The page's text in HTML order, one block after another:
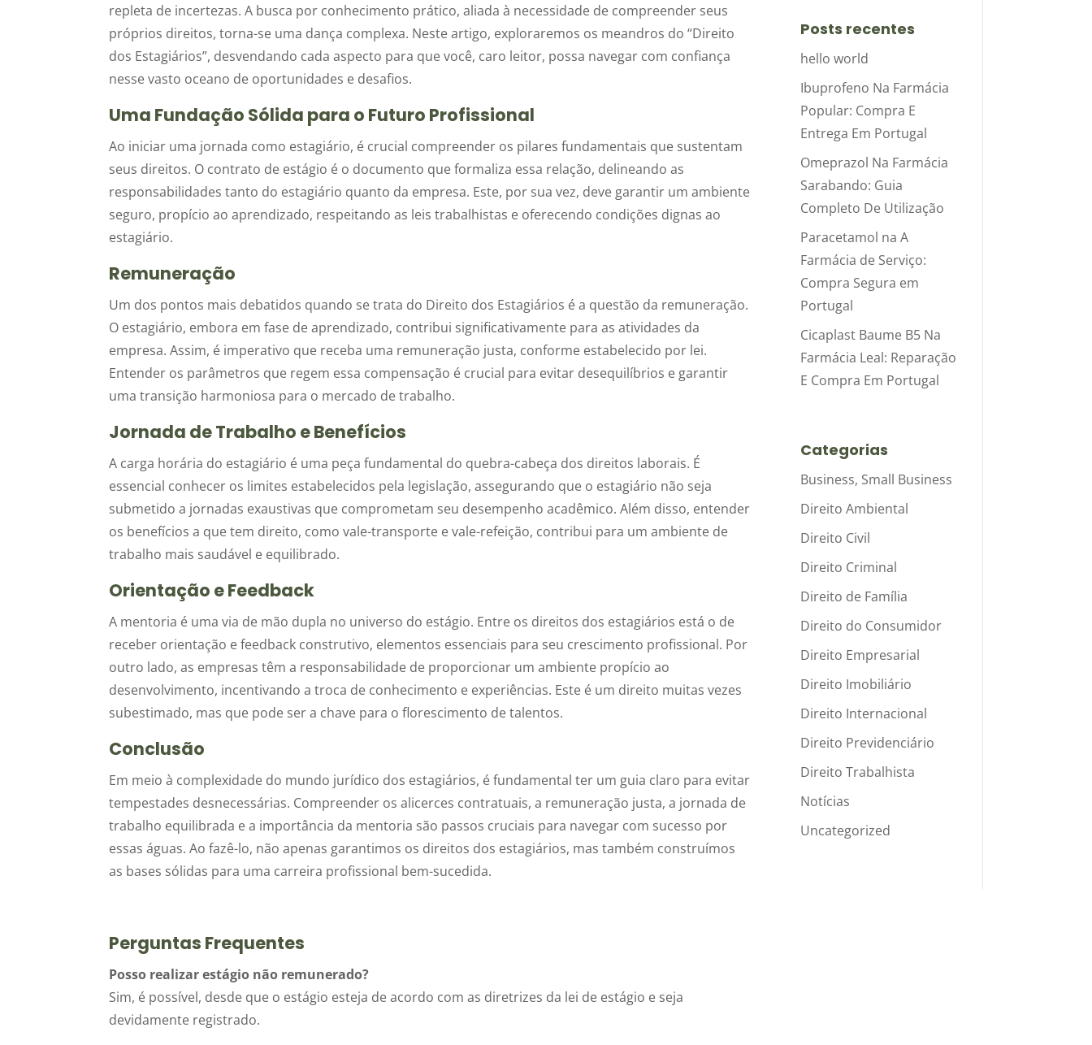
repleta de incertezas. A busca por conhecimento prático, aliada à necessidade de compreender seus
próprios direitos, torna-se uma dança complexa. Neste artigo, exploraremos os meandros do “Direito
dos Estagiários”, desvendando cada aspecto para que você, caro leitor, possa navegar com confiança
nesse vasto oceano de oportunidades e desafios.
Uma Fundação Sólida para o Futuro Profissional
Ao iniciar uma jornada como estagiário, é crucial compreender os pilares fundamentais que sustentam
seus direitos. O contrato de estágio é o documento que formaliza essa relação, delineando as
responsabilidades tanto do estagiário quanto da empresa. Este, por sua vez, deve garantir um ambiente
seguro, propício ao aprendizado, respeitando as leis trabalhistas e oferecendo condições dignas ao
estagiário.
Remuneração
Um dos pontos mais debatidos quando se trata do Direito dos Estagiários é a questão da remuneração.
O estagiário, embora em fase de aprendizado, contribui significativamente para as atividades da
empresa. Assim, é imperativo que receba uma remuneração justa, conforme estabelecido por lei.
Entender os parâmetros que regem essa compensação é crucial para evitar desequilíbrios e garantir
uma transição harmoniosa para o mercado de trabalho.
Jornada de Trabalho e Benefícios
A carga horária do estagiário é uma peça fundamental do quebra-cabeça dos direitos laborais. É
essencial conhecer os limites estabelecidos pela legislação, assegurando que o estagiário não seja
submetido a jornadas exaustivas que comprometam seu desempenho acadêmico. Além disso, entender
os benefícios a que tem direito, como vale-transporte e vale-refeição, contribui para um ambiente de
trabalho mais saudável e equilibrado.
Orientação e Feedback
A mentoria é uma via de mão dupla no universo do estágio. Entre os direitos dos estagiários está o de
receber orientação e feedback construtivo, elementos essenciais para seu crescimento profissional. Por
outro lado, as empresas têm a responsabilidade de proporcionar um ambiente propício ao
desenvolvimento, incentivando a troca de conhecimento e experiências. Este é um direito muitas vezes
subestimado, mas que pode ser a chave para o florescimento de talentos.
Conclusão
Em meio à complexidade do mundo jurídico dos estagiários, é fundamental ter um guia claro para evitar
tempestades desnecessárias. Compreender os alicerces contratuais, a remuneração justa, a jornada de
trabalho equilibrada e a importância da mentoria são passos cruciais para navegar com sucesso por
essas águas. Ao fazê-lo, não apenas garantimos os direitos dos estagiários, mas também construímos
as bases sólidas para uma carreira profissional bem-sucedida.
Perguntas Frequentes
Posso realizar estágio não remunerado?
Sim, é possível, desde que o estágio esteja de acordo com as diretrizes da lei de estágio e seja
devidamente registrado.
Posts recentes
hello world
Ibuprofeno Na Farmácia
Popular: Compra E
Entrega Em Portugal
Omeprazol Na Farmácia
Sarabando: Guia
Completo De Utilização
Paracetamol na A
Farmácia de Serviço:
Compra Segura em
Portugal
Cicaplast Baume B5 Na
Farmácia Leal: Reparação
E Compra Em Portugal
Categorias
Business, Small Business
Direito Ambiental
Direito Civil
Direito Criminal
Direito de Família
Direito do Consumidor
Direito Empresarial
Direito Imobiliário
Direito Internacional
Direito Previdenciário
Direito Trabalhista
Notícias
Uncategorized